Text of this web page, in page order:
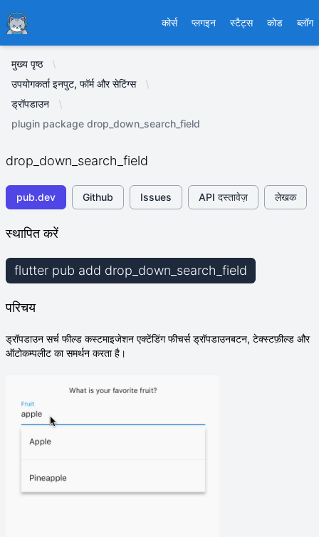
Ducafecat कोर्स प्लगइन स्टैट्स कोड ब्लॉग
मुख्य पृष्ठ
उपयोगकर्ता इनपुट, फॉर्म और सेटिंग्स
ड्रॉपडाउन
plugin package drop_down_search_field
drop_down_search_field
pub.dev Github Issues API दस्तावेज़ लेखक
स्थापित करें
flutter pub add drop_down_search_field
परिचय
ड्रॉपडाउन सर्च फील्ड कस्टमाइजेशन एक्टेंडिंग फीचर्स ड्रॉपडाउनबटन, टेक्स्टफ़ील्ड और
ऑटोकम्पलीट का समर्थन करता है।